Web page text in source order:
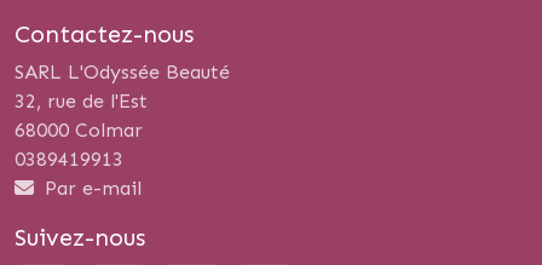
Contactez-nous
SARL L'Odyssée Beauté
32, rue de l'Est
68000 Colmar
0389419913
Par e-mail
Suivez-nous